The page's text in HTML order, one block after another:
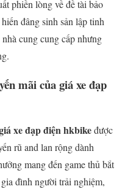
phiền lòng về đề tài bảo
đâng sinh sản lập tinh
cung cung cấp nhưng
mãi của giá xe đạp
xe đạp điện hkbikeđược
rũ and lan rộng dành
mang đến game thủ bắt
đình người trải nghiệm,